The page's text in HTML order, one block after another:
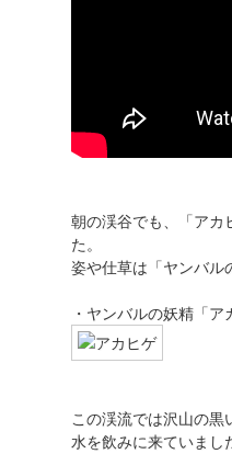
朝の渓谷でも、「アカ
た。
姿や仕草は「ヤンバル
・ヤンバルの妖精「ア
この渓流では沢山の黒
水を飲みに来ていまし